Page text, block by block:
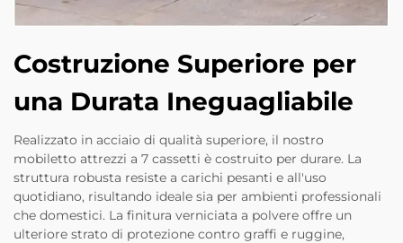
Costruzione Superiore per
una Durata Ineguagliabile
Realizzato in acciaio di qualità superiore, il nostro
mobiletto attrezzi a 7 cassetti è costruito per durare. La
struttura robusta resiste a carichi pesanti e all'uso
quotidiano, risultando ideale sia per ambienti professionali
che domestici. La finitura verniciata a polvere offre un
ulteriore strato di protezione contro graffi e ruggine,